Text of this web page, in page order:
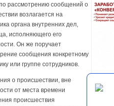
рассмотрению сообщений о
возлагается на
органа внутренних дел,
исполняющего его
Он же поручает
сообщения конкретному
или группе сотрудников.
о происшествии, вне
от места времени
происшествия